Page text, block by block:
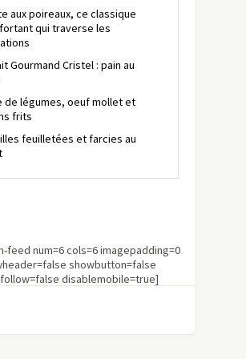
aux poireaux, ce classique
qui traverse les
Gourmand Cristel : pain au
de légumes, oeuf mollet et
frits
feuilletées et farcies au
feed num=6 cols=6 imagepadding=0
showbutton=false
disablemobile=true]